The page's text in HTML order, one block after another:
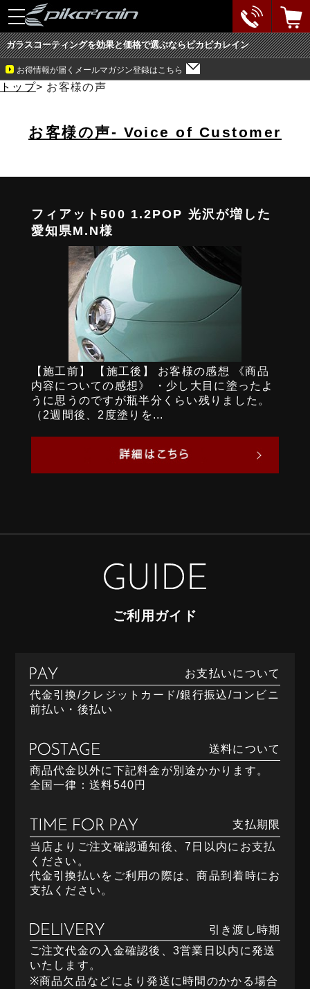
toggle
navigation
ガラスコーティングを効果と価格で選ぶならピカピカレイン
お得情報が届くメールマガジン登録はこちら
トップ> お客様の声
お客様の声- Voice of Customer
フィアット500 1.2POP 光沢が増した
愛知県M.N様
【施工前】 【施工後】 お客様の感想 《商品
内容についての感想》 ・少し大目に塗ったよ
うに思うのですが瓶半分くらい残りました。
（2週間後、2度塗りを...
ご利用ガイド
お支払いについて
代金引換/クレジットカード/銀行振込/コンビニ
前払い・後払い
送料について
商品代金以外に下記料金が別途かかります。
全国一律：送料540円
支払期限
当店よりご注文確認通知後、7日以内にお支払
ください。
代金引換払いをご利用の際は、商品到着時にお
支払ください。
引き渡し時期
ご注文代金の入金確認後、3営業日以内に発送
いたします。
※商品欠品などにより発送に時間のかかる場合